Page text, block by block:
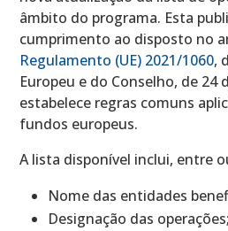
âmbito do programa. Esta
cumprimento ao disposto no
Regulamento (UE) 2021/1060,
Europeu e do Conselho, de 24
estabelece regras comuns
fundos europeus.
A lista disponível inclui, entre
Nome das entidades
Designação das operações;